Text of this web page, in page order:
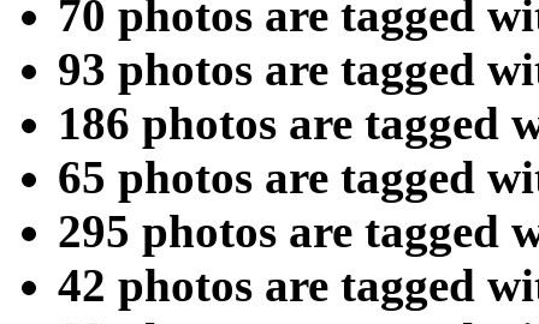
70 photos are tagged
93 photos are tagged
186 photos are tagged
65 photos are tagged
295 photos are tagged
42 photos are tagged